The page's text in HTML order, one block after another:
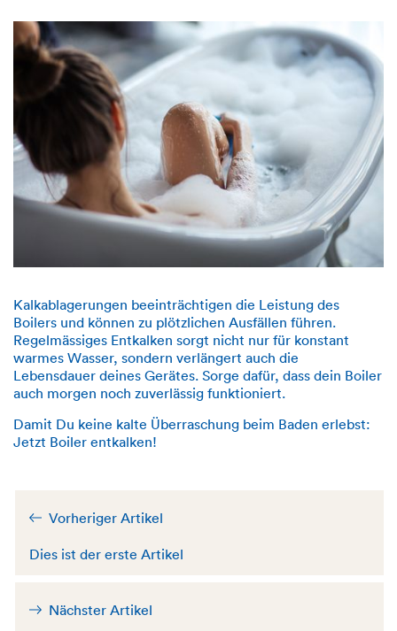
Kalkablagerungen beeinträchtigen die Leistung des
Boilers und können zu plötzlichen Ausfällen führen.
Regelmässiges Entkalken sorgt nicht nur für konstant
warmes Wasser, sondern verlängert auch die
Lebensdauer deines Gerätes. Sorge dafür, dass dein Boiler
auch morgen noch zuverlässig funktioniert.
Damit Du keine kalte Überraschung beim Baden erlebst:
Jetzt Boiler entkalken!
Vorheriger Artikel
Dies ist der erste Artikel
Nächster Artikel